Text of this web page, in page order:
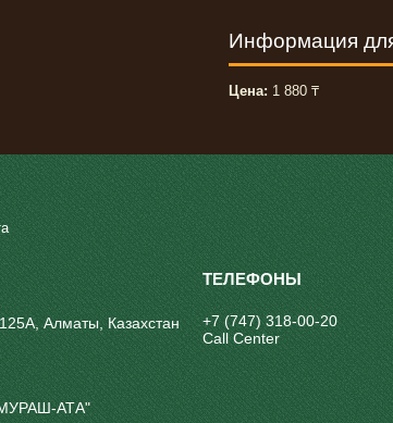
Информация
Цена: 1 880 ₸
Алматы, Казахстан
АТА"
+7 (747) 318-00-20
Call Center